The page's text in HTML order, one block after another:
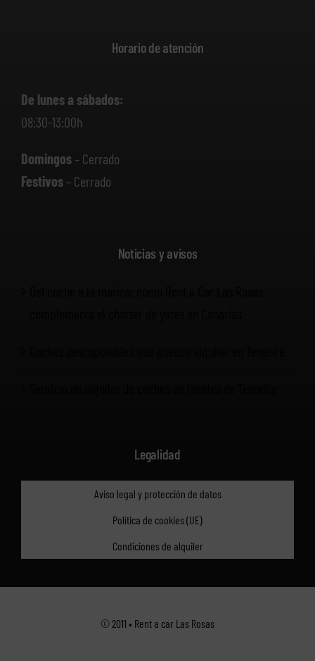
Horario de atención
De lunes a sábados:
08:30-13:00h
Domingos– Cerrado
Festivos– Cerrado
Noticias y avisos
Legalidad
Aviso legal y protección de datos
Política de cookies (UE)
Condiciones de alquiler
© 2011 • Rent a car Las Rosas